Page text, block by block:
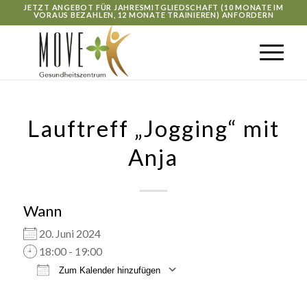
JETZT ANGEBOT FÜR JAHRESMITGLIEDSCHAFT (10 MONATE IM
VORAUS BEZAHLEN, 12 MONATE TRAINIEREN) ANFORDERN
Lauftreff „Jogging“ mit
Anja
Wann
20. Juni 2024
18:00 - 19:00
Zum Kalender hinzufügen